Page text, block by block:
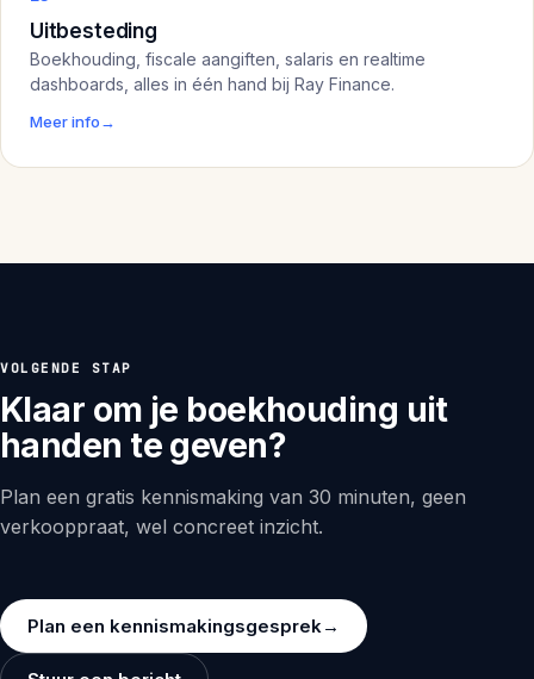
Uitbesteding
Boekhouding, fiscale aangiften, salaris en realtime
dashboards, alles in één hand bij Ray Finance.
Meer info→
VOLGENDE STAP
Klaar om je boekhouding uit
handen te geven?
Plan een gratis kennismaking van 30 minuten, geen
verkooppraat, wel concreet inzicht.
Plan een kennismakingsgesprek→